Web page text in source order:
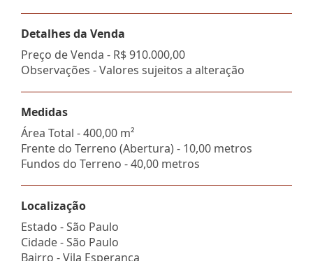
Detalhes da Venda
Preço de Venda - R$ 910.000,00
Observações - Valores sujeitos a alteração
Medidas
Área Total - 400,00 m²
Frente do Terreno (Abertura) - 10,00 metros
Fundos do Terreno - 40,00 metros
Localização
Estado -São Paulo
Cidade -São Paulo
Bairro -Vila Esperança